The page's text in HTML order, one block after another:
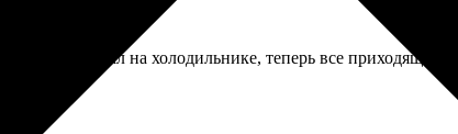
Собрал на холодильнике, теперь все приходящие